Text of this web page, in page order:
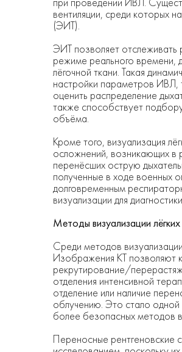
вентиляции, среди которых
(ЭИТ).
ЭИТ позволяет отслеживать
режиме реального времени,
лёгочной ткани. Такая
настройки параметров ИВЛ,
оценить распределение
также способствует
объёма.
Кроме того, визуализация
осложнений, возникающих в
перенёсших острую
полученные в ходе военных
долговременным
визуализации для
Методы визуализации
Среди методов
Изображения КТ позволяют
рекрутирование/
отделения интенсивной
отделение или наличие
облучению. Это стало
более безопасных методов
Переносные рентгеновские